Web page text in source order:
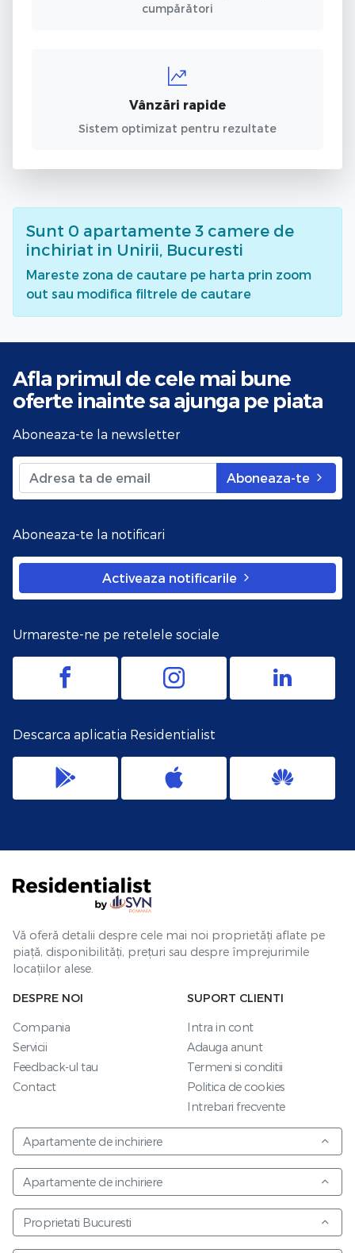
cumpărători
Vânzări rapide
Sistem optimizat pentru rezultate
Sunt 0 apartamente 3 camere de
inchiriat in Unirii, Bucuresti
Mareste zona de cautare pe harta prin zoom
out sau modifica filtrele de cautare
Afla primul de cele mai bune
oferte inainte sa ajunga pe piata
Aboneaza-te la newsletter
Aboneaza-te
Aboneaza-te la notificari
Activeaza notificarile
Urmareste-ne pe retelele sociale
Descarca aplicatia Residentialist
Vă oferă detalii despre cele mai noi proprietăți aflate pe
piață, disponibilități, prețuri sau despre împrejurimile
locațiilor alese.
DESPRE NOI
Compania
Servicii
Feedback-ul tau
Contact
SUPORT CLIENTI
Intra in cont
Adauga anunt
Termeni si conditii
Politica de cookies
Intrebari frecvente
Apartamente de inchiriere
Apartamente de inchiriere
Proprietati Bucuresti